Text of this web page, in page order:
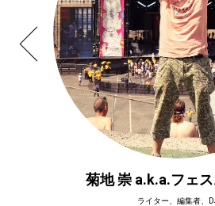
菊地 崇 a.k.a.フェ
ライター、編集者、